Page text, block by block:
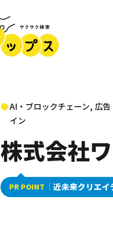
AI・ブロックチェーン, 広
イン
株式会社
PR POINT 近未来クリエイ